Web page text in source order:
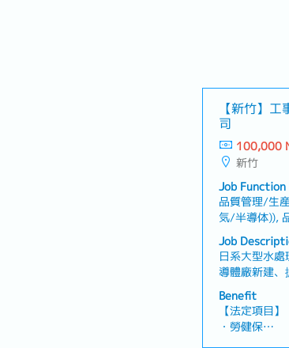
【新竹】
司
100,000
新竹
Job Function
品質管理/生
気/半導体)),
ジニア(機械
品管理/ベン
Job
日系大型水
導體廠新建、
質、成本及風
人才培育。【
相關工程案
質、成本及
Benefit
【法定項目】
・勞健保